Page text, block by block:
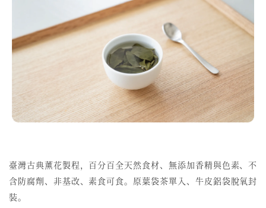
臺灣古典薰花製程，百分百全天然食材、無添加香精與色素、不
含防腐劑、非基改、素食可食。 原葉袋茶單入、牛皮鋁袋脫氧封
裝。